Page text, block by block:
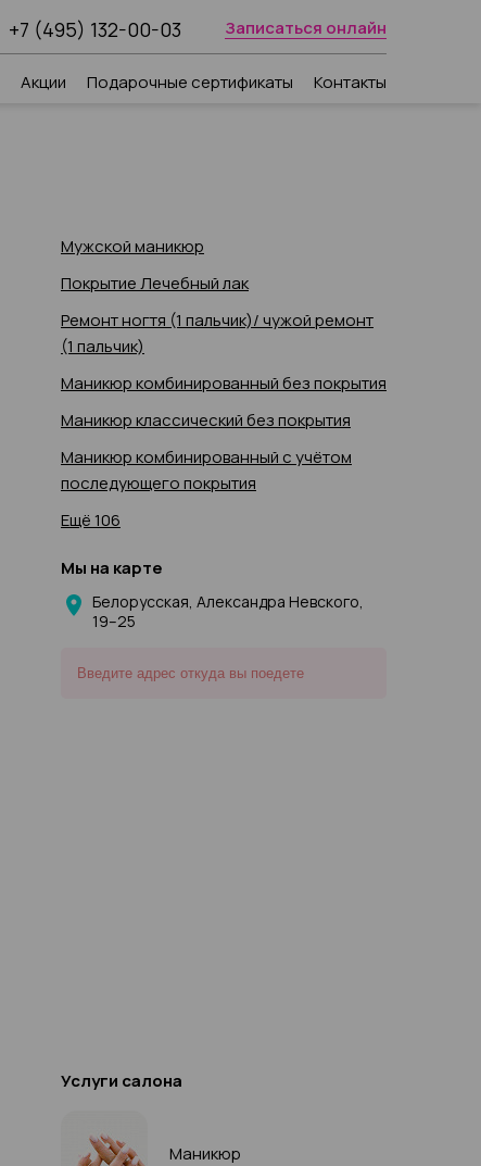
+7 (495) 132-00-03 Записаться онлайн
Акции Подарочные сертификаты Контакты
Мужской маникюр
Покрытие Лечебный лак
Ремонт ногтя (1 пальчик)/ чужой ремонт
(1 пальчик)
Маникюр комбинированный без покрытия
Маникюр классический без покрытия
Маникюр комбинированный с учётом
последующего покрытия
Ещё 106
Мы на карте
Белорусская, Александра Невского,
19–25
Услуги салона
Маникюр